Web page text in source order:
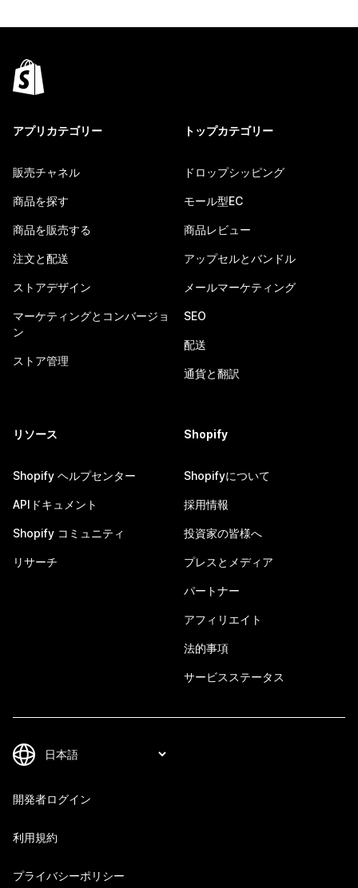
アプリカテゴリー
販売チャネル
商品を探す
商品を販売する
注文と配送
ストアデザイン
マーケティングとコンバージョ
ン
ストア管理
トップカテゴリー
ドロップシッピング
モール型EC
商品レビュー
アップセルとバンドル
メールマーケティング
SEO
配送
通貨と翻訳
リソース
Shopify ヘルプセンター
APIドキュメント
Shopify コミュニティ
リサーチ
Shopify
Shopifyについて
採用情報
投資家の皆様へ
プレスとメディア
パートナー
アフィリエイト
法的事項
サービスステータス
開発者ログイン
利用規約
プライバシーポリシー